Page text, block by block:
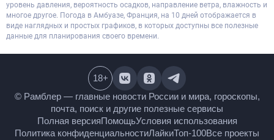
уровень давления, вероятность осадков, направление ветра, влажность и
многое другое. Погода в Амбуазе, Франция, на 10 дней отображается в
виде наглядных и простых графиков, в которых доступны все полезные
данные для планирования своего времени.
© Рамблер — главные новости России и мира,
гороскопы, почта, поиск и другие полезные сервисы
Полная версияПомощьУсловия использования
Политика конфиденциальностиЛайкиТоп-100
18+